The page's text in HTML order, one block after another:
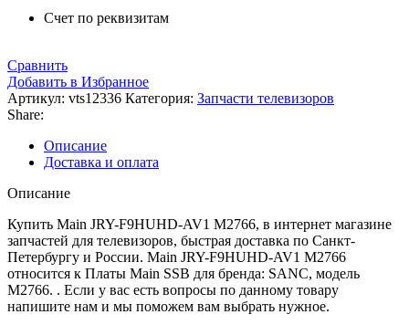
Счет по реквизитам
Сравнить
Добавить в Избранное
Артикул: vts12336 Категория: Запчасти телевизоров
Share:
Описание
Доставка и оплата
Описание
Купить Main JRY-F9HUHD-AV1 M2766, в интернет магазине
запчастей для телевизоров, быстрая доставка по Санкт-
Петербургу и России. Main JRY-F9HUHD-AV1 M2766
относится к Платы Main SSB для бренда: SANC, модель
M2766. . Если у вас есть вопросы по данному товару
напишите нам и мы поможем вам выбрать нужное.